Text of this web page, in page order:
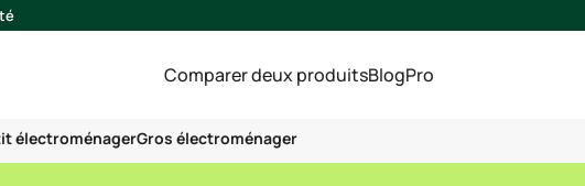
Comparer deux produitsBlogPro
électroménagerGros électroménager